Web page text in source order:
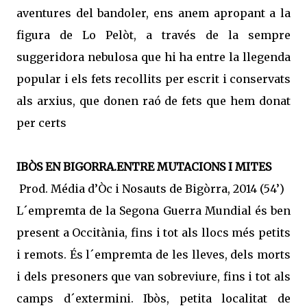
aventures del bandoler, ens anem apropant a la
figura de Lo Pelòt, a través de la sempre
suggeridora nebulosa que hi ha entre la llegenda
popular i els fets recollits per escrit i conservats
als arxius, que donen raó de fets que hem donat
per certs
IBÒS EN BIGORRA.ENTRE MUTACIONS I MITES
Prod. Média d’Òc i Nosauts de Bigòrra, 2014 (54’)
L´empremta de la Segona Guerra Mundial és ben
present a Occitània, fins i tot als llocs més petits
i remots. És l´empremta de les lleves, dels morts
i dels presoners que van sobreviure, fins i tot als
camps d´extermini. Ibòs, petita localitat de